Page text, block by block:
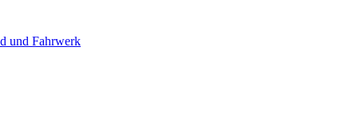
und Fahrwerk